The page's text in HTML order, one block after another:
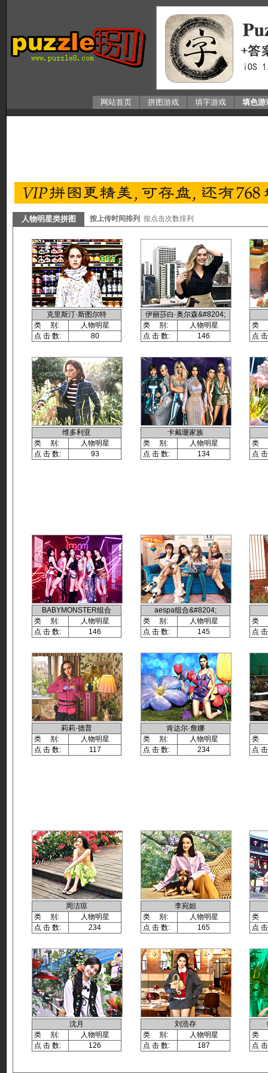
网站首页 拼图游戏 填字游戏 填色游
人物明星类拼图 按上传时间排列 按点击次数排列
克里斯汀·斯图尔特
类 别:
人物明星
点 击 数:
80
伊丽莎白·奥尔森&#8204;
类 别:
人物明星
点 击 数:
146
类
点
维多利亚
类 别:
人物明星
点 击 数:
93
卡戴珊家族
类 别:
人物明星
点 击 数:
134
类
点
BABYMONSTER组合
类 别:
人物明星
点 击 数:
146
aespa组合&#8204;
类 别:
人物明星
点 击 数:
145
类
点
莉莉·德普
类 别:
人物明星
点 击 数:
117
肯达尔·詹娜
类 别:
人物明星
点 击 数:
234
类
点
周洁琼
类 别:
人物明星
点 击 数:
234
李宛妲
类 别:
人物明星
点 击 数:
165
类
点
沈月
类 别:
人物明星
点 击 数:
126
刘浩存
类 别:
人物明星
点 击 数:
187
类
点